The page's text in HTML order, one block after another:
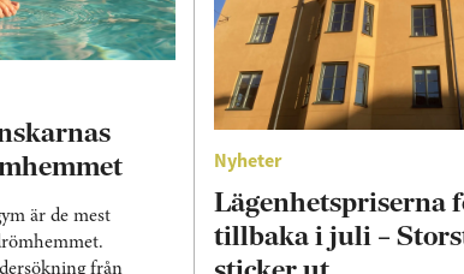
är de mest
från
Nyheter
Lägenhetspriserna
tillbaka i juli –